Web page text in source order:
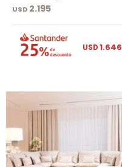
USD 2.195
USD1.646